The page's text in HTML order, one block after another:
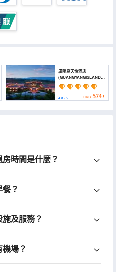
廣陽島天怡酒店
(GUANGYANGISLAND
TIANYI HOTEL)
4.8/ 5 HKD 574+
時間是什麼？
？
及服務？
場？